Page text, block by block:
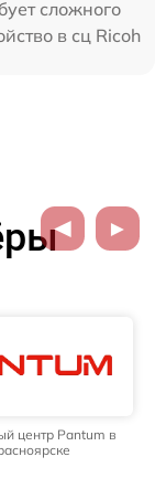
сложного
в сц Ricoh
центр Pantum в